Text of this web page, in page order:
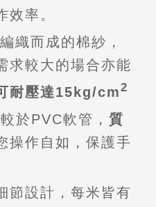
效率。
織而成的棉紗，
求較大的場合亦能
耐壓達15kg/cm2
於PVC軟管， 質
操作自如，保護手
節設計，每米皆有